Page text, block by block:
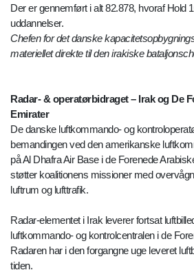
Der er gennemført i alt 82.878, hvoraf Hold
uddannelser.
Chefen for det danske
materiellet direkte til den irakiske
Radar- & operatørbidraget – Irak og De
Emirater
De danske luftkommando- og
bemandingen ved den amerikanske
på Al Dhafra Air Base i de Forenede
støtter koalitionens missioner med
luftrum og lufttrafik.
Radar-elementet i Irak leverer fortsat
luftkommando- og kontrolcentralen i de
Radaren har i den forgangne uge leveret
tiden.